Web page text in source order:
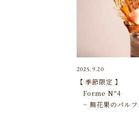
2025.9.20
【 季節限定 】
Forme N°4
~ 無花果のパルフ